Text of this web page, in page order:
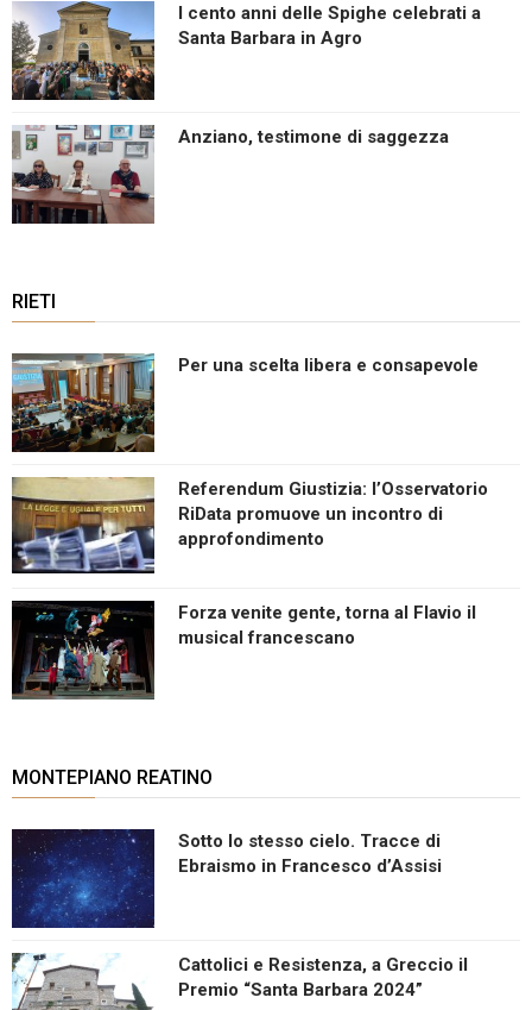
I cento anni delle Spighe celebrati a
Santa Barbara in Agro
Anziano, testimone di saggezza
RIETI
Per una scelta libera e consapevole
Referendum Giustizia: l’Osservatorio
RiData promuove un incontro di
approfondimento
Forza venite gente, torna al Flavio il
musical francescano
MONTEPIANO REATINO
Sotto lo stesso cielo. Tracce di
Ebraismo in Francesco d’Assisi
Cattolici e Resistenza, a Greccio il
Premio “Santa Barbara 2024”